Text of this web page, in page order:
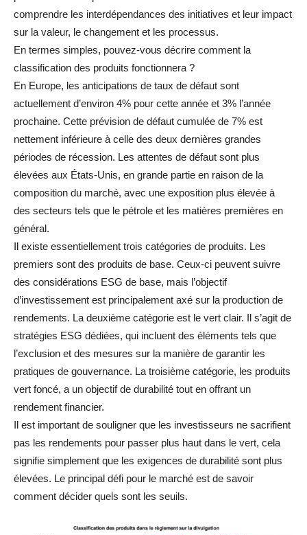
comprendre les interdépendances des initiatives et leur impact
sur la valeur, le changement et les processus.
En termes simples, pouvez-vous décrire comment la
classification des produits fonctionnera ?
En Europe, les anticipations de taux de défaut sont
actuellement d’environ 4% pour cette année et 3% l’année
prochaine. Cette prévision de défaut cumulée de 7% est
nettement inférieure à celle des deux dernières grandes
périodes de récession. Les attentes de défaut sont plus
élevées aux États-Unis, en grande partie en raison de la
composition du marché, avec une exposition plus élevée à
des secteurs tels que le pétrole et les matières premières en
général.
Il existe essentiellement trois catégories de produits. Les
premiers sont des produits de base. Ceux-ci peuvent suivre
des considérations ESG de base, mais l’objectif
d’investissement est principalement axé sur la production de
rendements. La deuxième catégorie est le vert clair. Il s’agit de
stratégies ESG dédiées, qui incluent des éléments tels que
l’exclusion et des mesures sur la manière de garantir les
pratiques de gouvernance. La troisième catégorie, les produits
vert foncé, a un objectif de durabilité tout en offrant un
rendement financier.
Il est important de souligner que les investisseurs ne sacrifient
pas les rendements pour passer plus haut dans le vert, cela
signifie simplement que les exigences de durabilité sont plus
élevées. Le principal défi pour le marché est de savoir
comment décider quels sont les seuils.